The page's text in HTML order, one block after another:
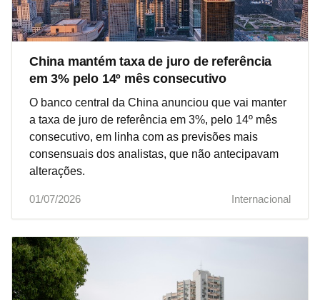
China mantém taxa de juro de referência
em 3% pelo 14º mês consecutivo
O banco central da China anunciou que vai manter
a taxa de juro de referência em 3%, pelo 14º mês
consecutivo, em linha com as previsões mais
consensuais dos analistas, que não antecipavam
alterações.
01/07/2026 Internacional